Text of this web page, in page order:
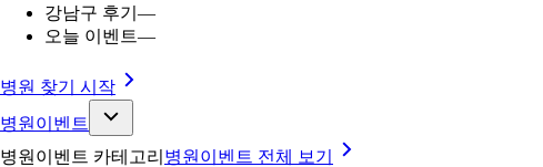
강남구 후기 —
오늘 이벤트—
병원 찾기 시작
병원이벤트
병원이벤트 카테고리 병원이벤트 전체 보기